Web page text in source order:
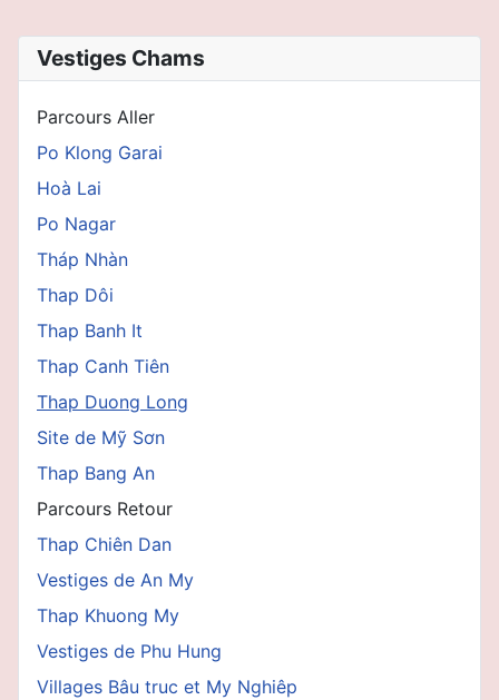
Vestiges Chams
Parcours Aller
Po Klong Garai
Hoà Lai
Po Nagar
Tháp Nhàn
Thap Dôi
Thap Banh It
Thap Canh Tiên
Thap Duong Long
Site de Mỹ Sơn
Thap Bang An
Parcours Retour
Thap Chiên Dan
Vestiges de An My
Thap Khuong My
Vestiges de Phu Hung
Villages Bâu truc et My Nghiêp